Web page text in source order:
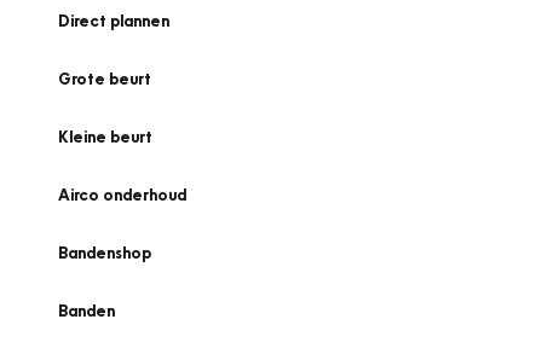
Direct plannen
Grote beurt
Kleine beurt
Airco onderhoud
Bandenshop
Banden